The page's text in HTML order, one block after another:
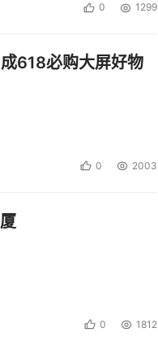
0 1299
618必购大屏好物
0 2003
0 1812